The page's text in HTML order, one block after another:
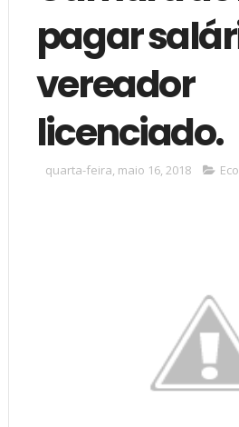
pagar
vereador
licenciado.
quarta-feira, maio 16, 2018